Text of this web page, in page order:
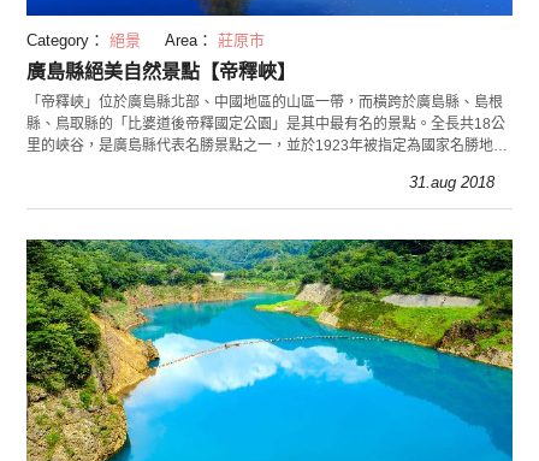
Category： 絕景 Area： 莊原市
廣島縣絕美自然景點【帝釋峽】
「帝釋峽」位於廣島縣北部、中國地區的山區一帶，而橫跨於廣島縣、島根
縣、鳥取縣的「比婆道後帝釋國定公園」是其中最有名的景點。全長共18公
里的峽谷，是廣島縣代表名勝景點之一，並於1923年被指定為國家名勝地。
31.aug 2018